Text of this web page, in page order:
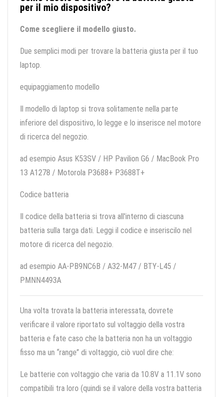
per il mio dispositivo?
Come scegliere il modello giusto.
Due semplici modi per trovare la batteria giusta per il tuo
laptop.
equipaggiamento modello
Il modello di laptop si trova solitamente nella parte
inferiore del dispositivo, lo legge e lo inserisce nel motore
di ricerca del negozio.
ad esempio Asus K53SV / HP Pavilion G6 / MacBook Pro
13 A1278 / Motorola P3688+ P3688T+
Codice batteria
Il codice della batteria si trova all'interno di ciascuna
batteria sulla targa dati. Leggi il codice e inseriscilo nel
motore di ricerca del negozio.
ad esempio AA-PB9NC6B / A32-M47 / BTY-L45 /
PMNN4493A
Una volta trovata la batteria interessata, dovrete
verificare il valore riportato sul voltaggio della vostra
batteria e fate caso che la batteria non ha un voltaggio
fisso ma un “range” di voltaggio, ciò vuol dire che:
Le batterie con voltaggio che varia da 10.8V a 11.1V sono
compatibili tra loro (quindi se il valore della vostra batteria